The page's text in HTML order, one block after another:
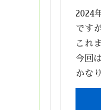
2024
です
これ
今回
かな